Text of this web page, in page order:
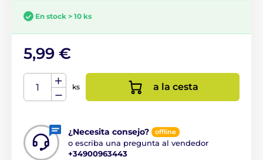
En stock > 10 ks
5,99 €
ks a la cesta
¿Necesita consejo? offline
o escriba una pregunta al vendedor
+34900963443